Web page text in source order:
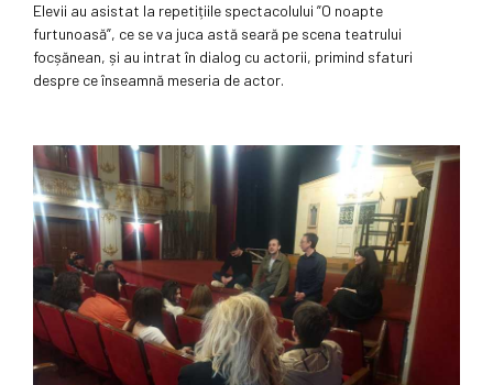
Elevii au asistat la repetițiile spectacolului ”O noapte
furtunoasă”, ce se va juca astă seară pe scena teatrului
focșănean, și au intrat în dialog cu actorii, primind sfaturi
despre ce înseamnă meseria de actor.